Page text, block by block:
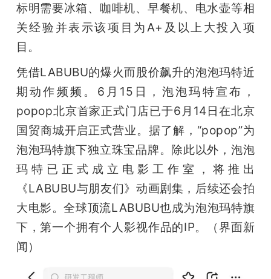
标明需要冰箱、咖啡机、早餐机、电水壶等相
关经验并表示该项目为A+及以上大投入项
目。
凭借LABUBU的爆火而股价飙升的泡泡玛特近
期动作频频。6月15日，泡泡玛特宣布，
popop北京首家正式门店已于6月14日在北京
国贸商城开启正式营业。据了解，“popop”为
泡泡玛特旗下独立珠宝品牌。除此以外，泡泡
玛特已正式成立电影工作室，将推出
《LABUBU与朋友们》动画剧集，后续还会拍
大电影。全球顶流LABUBU也成为泡泡玛特旗
下，第一个拥有个人影视作品的IP。（界面新
闻）